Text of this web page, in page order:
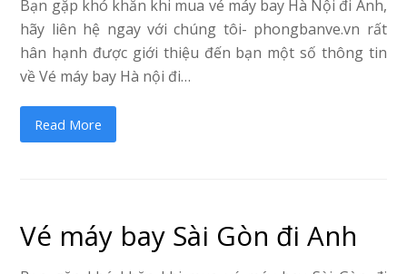
Bạn gặp khó khăn khi mua vé máy bay Hà Nội đi Anh,
hãy liên hệ ngay với chúng tôi- phongbanve.vn rất
hân hạnh được giới thiệu đến bạn một số thông tin
về Vé máy bay Hà nội đi…
Read More
Vé máy bay Sài Gòn đi Anh